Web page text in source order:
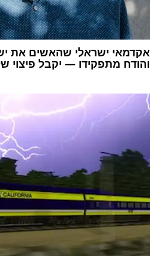
אקדמאי ישראלי שהאשים את
והודח מתפקידו — יקבל פיצוי